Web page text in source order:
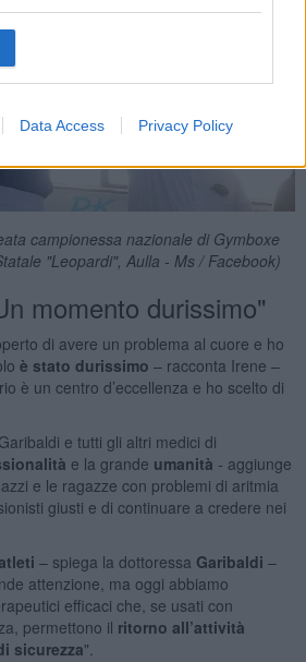
Data Access Privacy Policy
campionessa nazionale di Gymboxe
"Leopardi", Aulla - Ms / Facebook)
momento durissimo"
di avere un problema al cuore e ho
è stato durissimo – racconta Irene –
è un centro d’eccellenza e ho scelto di
e tutti gli altri medici di
e la grande umanità - aggiunge
e le ragazze con problemi di aritmia
giusti e di continuare a credere nei
– spiega la dottoressa Garibaldi –
attenzione, ma oggi abbiamo
efficaci che, se usati con
permettono il ritorno all’attività
sicurezza".